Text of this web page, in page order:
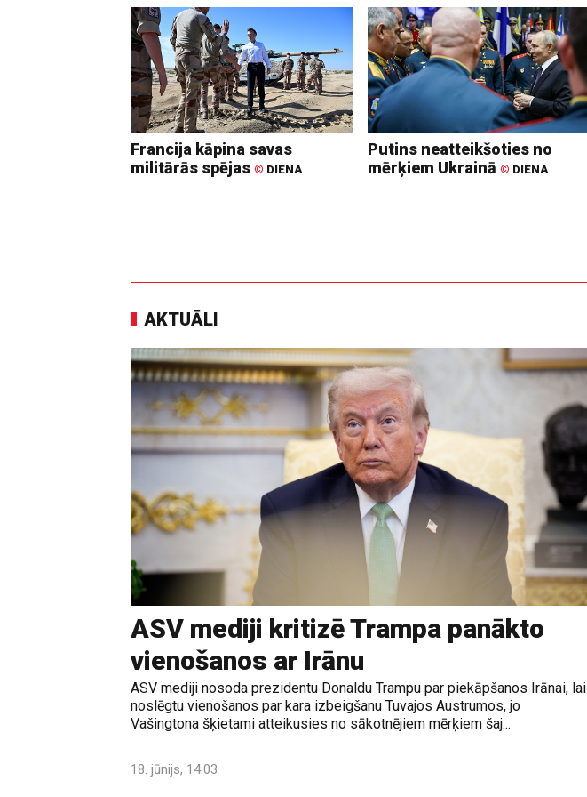
Francija kāpina savas
militārās spējas © DIENA
Putins neatteikšoties no
mērķiem Ukrainā © DIENA
AKTUĀLI
ASV mediji kritizē Trampa panākto
vienošanos ar Irānu
ASV mediji nosoda prezidentu Donaldu Trampu par piekāpšanos Irānai, lai
noslēgtu vienošanos par kara izbeigšanu Tuvajos Austrumos, jo
Vašingtona šķietami atteikusies no sākotnējiem mērķiem šaj...
18. jūnijs, 14:03